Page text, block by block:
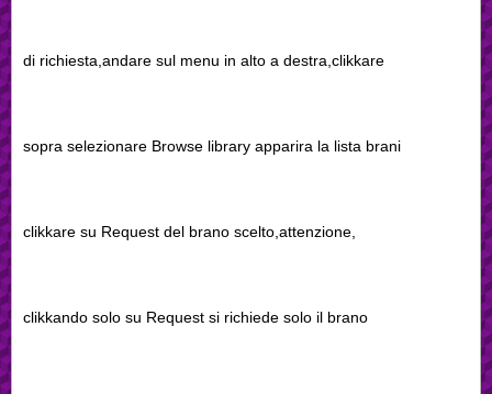
di richiesta,andare sul menu in alto a destra,clikkare
sopra selezionare Browse library apparira la lista brani
clikkare su Request del brano scelto,attenzione,
clikkando solo su Request si richiede solo il brano